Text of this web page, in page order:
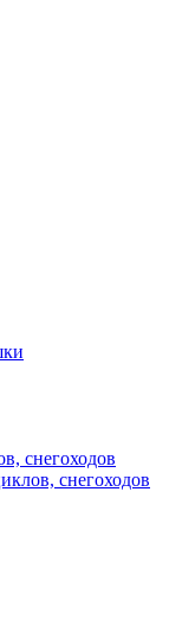
снегоходов
снегоходов